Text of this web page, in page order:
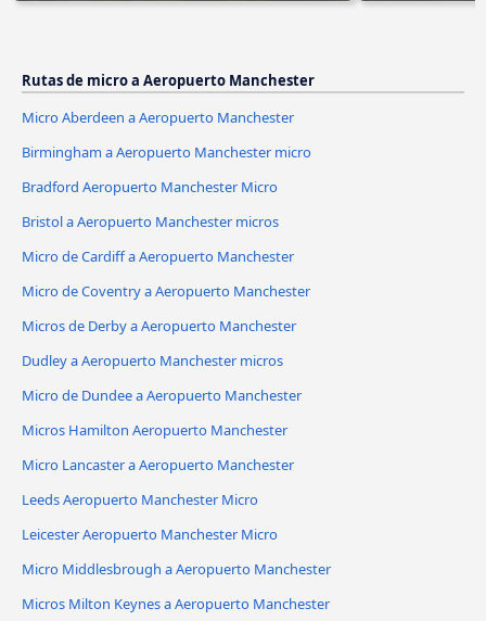
Rutas de micro a Aeropuerto Manchester
Micro Aberdeen a Aeropuerto Manchester
Birmingham a Aeropuerto Manchester micro
Bradford Aeropuerto Manchester Micro
Bristol a Aeropuerto Manchester micros
Micro de Cardiff a Aeropuerto Manchester
Micro de Coventry a Aeropuerto Manchester
Micros de Derby a Aeropuerto Manchester
Dudley a Aeropuerto Manchester micros
Micro de Dundee a Aeropuerto Manchester
Micros Hamilton Aeropuerto Manchester
Micro Lancaster a Aeropuerto Manchester
Leeds Aeropuerto Manchester Micro
Leicester Aeropuerto Manchester Micro
Micro Middlesbrough a Aeropuerto Manchester
Micros Milton Keynes a Aeropuerto Manchester